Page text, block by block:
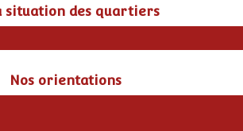
situation des quartiers
Nos orientations